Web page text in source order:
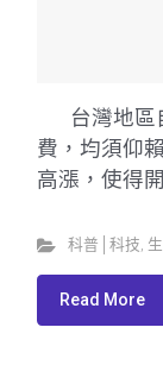
台灣地區
費，均須仰
高漲，使得
科普│科技,
Read More